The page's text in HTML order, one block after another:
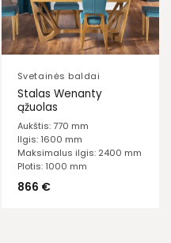
Svetainės baldai
Stalas Wenanty
ąžuolas
Aukštis: 770 mm
Ilgis: 1600 mm
Maksimalus ilgis: 2400 mm
Plotis: 1000 mm
866 €